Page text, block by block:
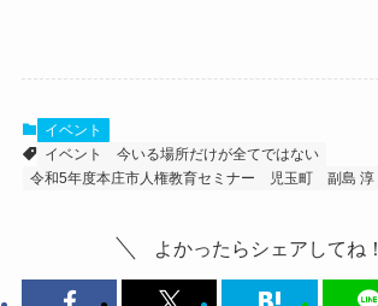
イベント
イベント
今いる場所だけが全てではない
令和5年度本庄市人権教育セミナー
児玉町 副島 淳
よかったらシェアしてね！